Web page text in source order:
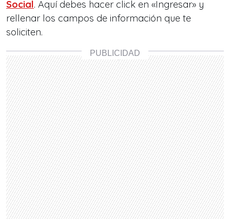
Social. Aquí debes hacer click en «Ingresar» y
rellenar los campos de información que te
soliciten.